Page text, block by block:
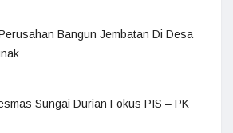
Bangun Jembatan Di Desa
Sungai Durian Fokus PIS – PK